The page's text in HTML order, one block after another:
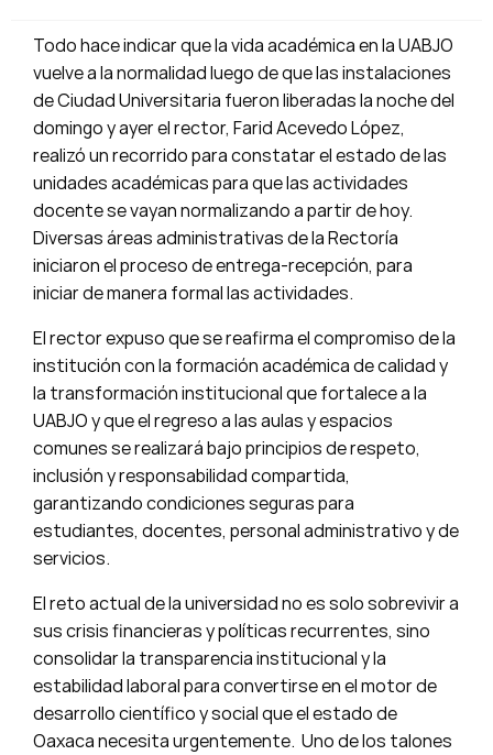
Todo hace indicar que la vida académica en la UABJO
vuelve a la normalidad luego de que las instalaciones
de Ciudad Universitaria fueron liberadas la noche del
domingo y ayer el rector, Farid Acevedo López,
realizó un recorrido para constatar el estado de las
unidades académicas para que las actividades
docente se vayan normalizando a partir de hoy.
Diversas áreas administrativas de la Rectoría
iniciaron el proceso de entrega-recepción, para
iniciar de manera formal las actividades.
El rector expuso que se reafirma el compromiso de la
institución con la formación académica de calidad y
la transformación institucional que fortalece a la
UABJO y que el regreso a las aulas y espacios
comunes se realizará bajo principios de respeto,
inclusión y responsabilidad compartida,
garantizando condiciones seguras para
estudiantes, docentes, personal administrativo y de
servicios.
El reto actual de la universidad no es solo sobrevivir a
sus crisis financieras y políticas recurrentes, sino
consolidar la transparencia institucional y la
estabilidad laboral para convertirse en el motor de
desarrollo científico y social que el estado de
Oaxaca necesita urgentemente. Uno de los talones